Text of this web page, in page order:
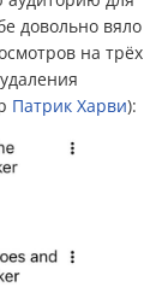
довольно вяло
на трёх
Патрик Харви):